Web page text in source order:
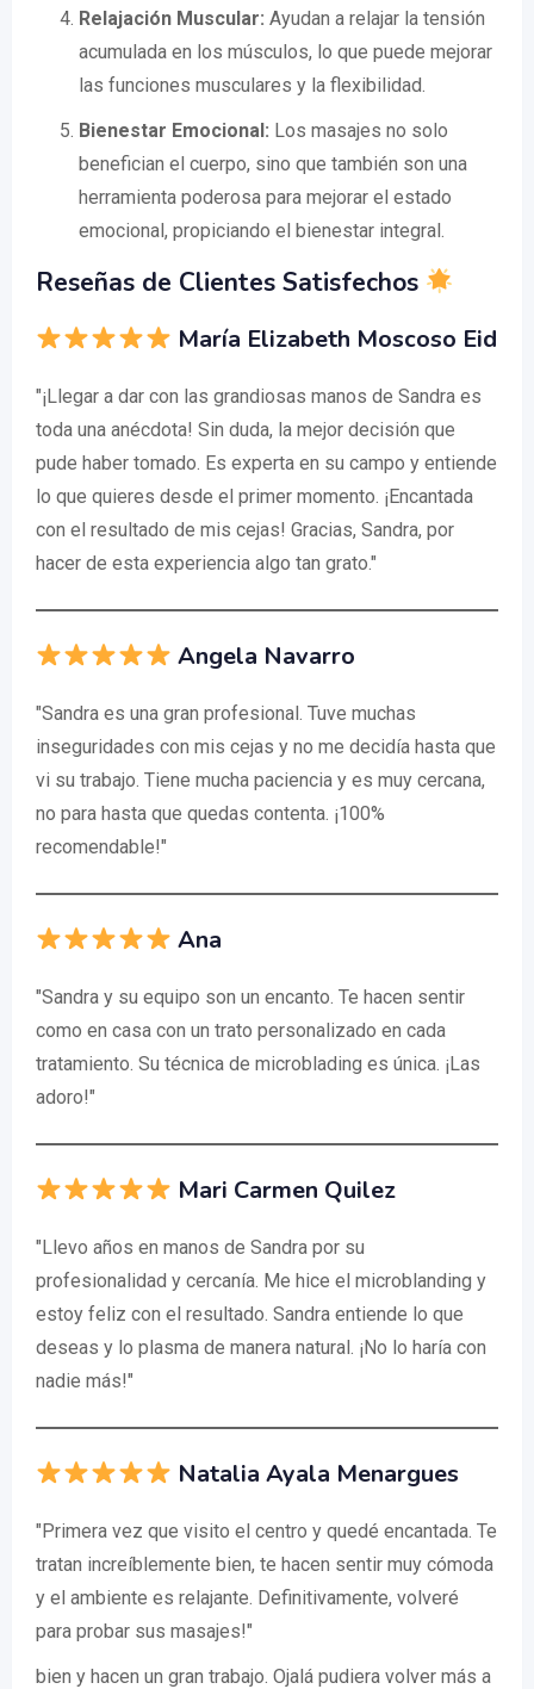
Relajación Muscular: Ayudan a relajar la tensión
acumulada en los músculos, lo que puede mejorar
las funciones musculares y la flexibilidad.
Bienestar Emocional: Los masajes no solo
benefician el cuerpo, sino que también son una
herramienta poderosa para mejorar el estado
emocional, propiciando el bienestar integral.
Reseñas de Clientes Satisfechos
María Elizabeth Moscoso Eid
"¡Llegar a dar con las grandiosas manos de Sandra es
toda una anécdota! Sin duda, la mejor decisión que
pude haber tomado. Es experta en su campo y entiende
lo que quieres desde el primer momento. ¡Encantada
con el resultado de mis cejas! Gracias, Sandra, por
hacer de esta experiencia algo tan grato."
Angela Navarro
"Sandra es una gran profesional. Tuve muchas
inseguridades con mis cejas y no me decidía hasta que
vi su trabajo. Tiene mucha paciencia y es muy cercana,
no para hasta que quedas contenta. ¡100%
recomendable!"
Ana
"Sandra y su equipo son un encanto. Te hacen sentir
como en casa con un trato personalizado en cada
tratamiento. Su técnica de microblading es única. ¡Las
adoro!"
Mari Carmen Quilez
"Llevo años en manos de Sandra por su
profesionalidad y cercanía. Me hice el microblanding y
estoy feliz con el resultado. Sandra entiende lo que
deseas y lo plasma de manera natural. ¡No lo haría con
nadie más!"
Natalia Ayala Menargues
"Primera vez que visito el centro y quedé encantada. Te
tratan increíblemente bien, te hacen sentir muy cómoda
y el ambiente es relajante. Definitivamente, volveré
para probar sus masajes!"
bien y hacen un gran trabajo. Ojalá pudiera volver más a